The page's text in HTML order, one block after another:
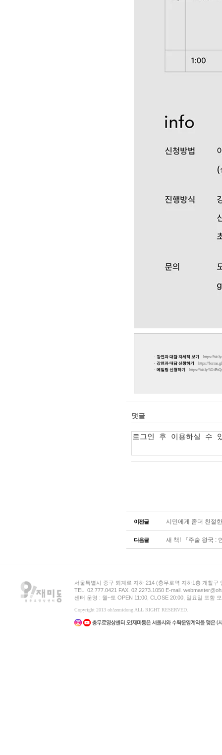
· 강연과 대담 자세히 보기
https://
· 강연과 대담 신청하기
https://
· 메일링 신청하기
https://bit.ly/
이전글 시민에게 좀더 친절
다음글 새 책! 『주술 왕국 :
서울특별시 중구 퇴계로 지하 214 (충무로역 지하1층 개찰구
TEL. 02.777.0421 FAX. 02.2273.1050 E-mail.
센터 운영 : 월~토 OPEN 11:00, CLOSE 20:00, 일요일 포함
Copyright 2013 oh!zemidong ALL RIGHT RESERVED.